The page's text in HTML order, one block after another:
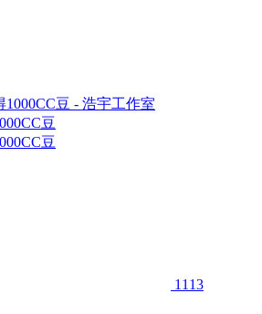
豆
豆
1113